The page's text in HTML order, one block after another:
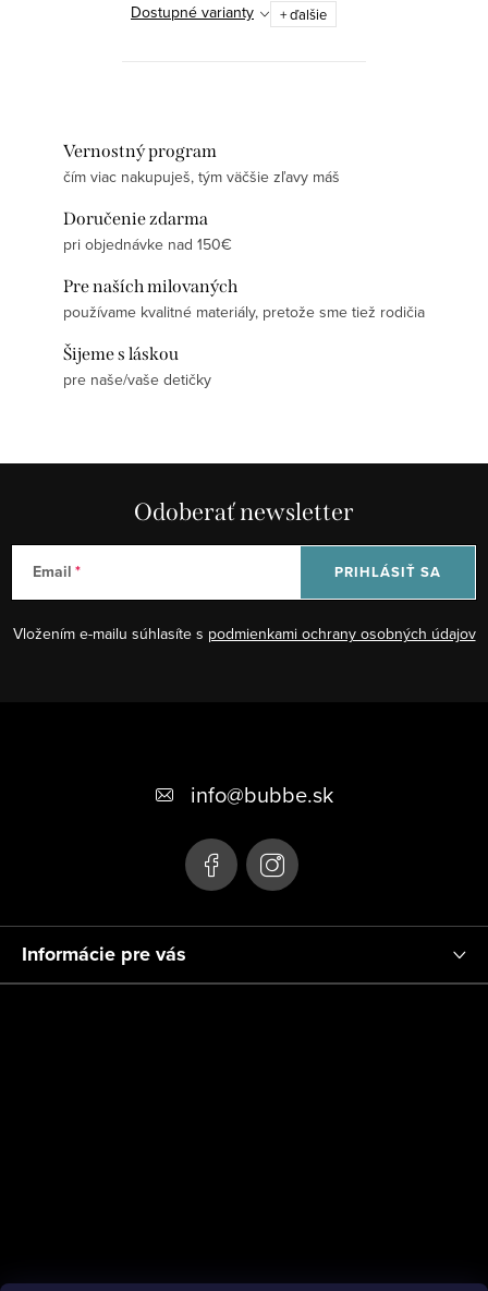
Dostupné varianty + ďalšie
Vernostný program
čím viac nakupuješ, tým väčšie zľavy máš
Doručenie zdarma
pri objednávke nad 150€
Pre naších milovaných
používame kvalitné materiály, pretože sme tiež rodičia
Šijeme s láskou
pre naše/vaše detičky
Odoberať newsletter
Email
Vložením e-mailu súhlasíte s podmienkami ochrany osobných údajov
PRIHLÁSIŤ SA
e
info@bubbe.sk
Informácie pre vás